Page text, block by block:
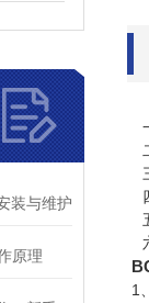
装与维护
原理
1